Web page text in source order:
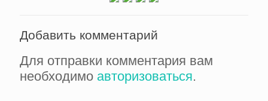
Добавить комментарий
Для отправки комментария вам
необходимо авторизоваться.